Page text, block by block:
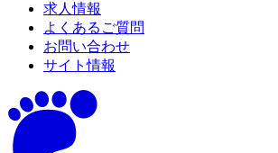
求人情報
よくあるご質問
お問い合わせ
サイト情報